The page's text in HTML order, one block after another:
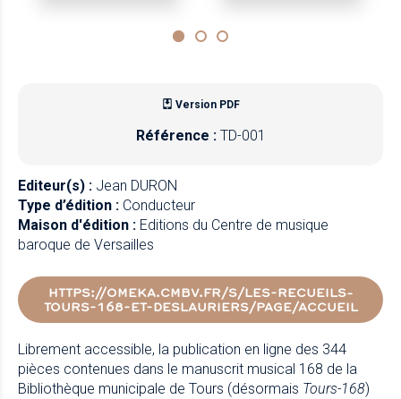
Version PDF
Référence : TD-001
Editeur(s) : Jean DURON
Type d’édition : Conducteur
Maison d'édition : Editions du Centre de musique
baroque de Versailles
HTTPS://OMEKA.CMBV.FR/S/LES-RECUEILS-
TOURS-168-ET-DESLAURIERS/PAGE/ACCUEIL
Librement accessible, la publication en ligne des 344
pièces contenues dans le manuscrit musical 168 de la
Bibliothèque municipale de Tours (désormais Tours-168)